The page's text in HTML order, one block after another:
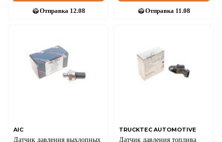
Отправка 12.08 Отправка 11.08
AIC
Датчик давления выхлопных
TRUCKTEC AUTOMOTIVE
Датчик давления топлива